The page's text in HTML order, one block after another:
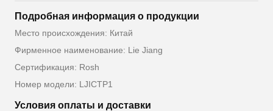
Подробная информация о продукции
Место происхождения: Китай
Фирменное наименование: Lie Jiang
Сертификация: Rosh
Номер модели: LJICTP1
Условия оплаты и доставки